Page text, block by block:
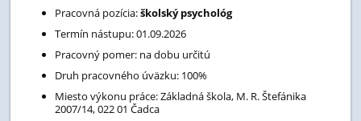
Pracovná pozícia:školský psychológ
Termín nástupu: 01.09.2026
Pracovný pomer: na dobu určitú
Druh pracovného úväzku: 100%
Miesto výkonu práce: Základná škola, M. R. Štefánika
2007/14, 022 01 Čadca